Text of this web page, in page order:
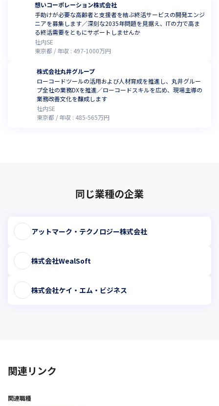
想いコーポレーション株式会社
手助けが必要な高齢者と支援者を結ぶ終活サービスの開発エンジ
ニアを募集します／深刻な2035年問題を見据え、ITの力で高ま
る終活需要をともにサポートしませんか
社内SE
東京都
年収 : 497-1000万円
株式会社丸井グループ
ローコードツールの活用および人材育成を推進し、丸井グルー
プ全社の業務DXを推進／ローコードスキルを広め、現場主導の
業務改善文化を醸成します
社内SE
東京都
年収 : 485-565万円
同じ業種の企業
アットマーク・テクノロジー株式会社
株式会社WealSoft
株式会社ケイ・エム・ビジネス
関連リンク
関連職種